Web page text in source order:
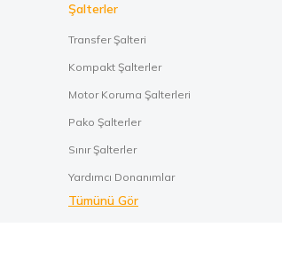
Şalterler
Transfer Şalteri
Kompakt Şalterler
Motor Koruma Şalterleri
Pako Şalterler
Sınır Şalterler
Yardımcı Donanımlar
Tümünü Gör